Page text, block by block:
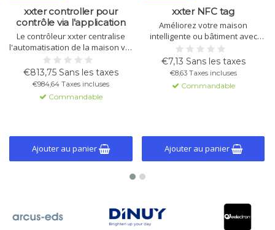
xxter controller pour
contrôle via l'application
Le contrôleur xxter centralise
l'automatisation de la maison via
une application écoénergétique.
Contrôlez éclairage, climat et
sécurité avec une intégration
intuitive du KNX et détection de
localisation. Application
€813,75 Sans les taxes
€984,64 Taxes incluses
Commandable
Ajouter au panier
xxter NFC tag
Améliorez votre maison
intelligente ou bâtiment avec
des tags NFC pour des actions
basées sur la localisation et un
accès sécurisé. Configuration
facile et intégration
transparente avec les systèmes
€7,13 Sans les taxes
€8,63 Taxes incluses
Commandable
Ajouter au panier